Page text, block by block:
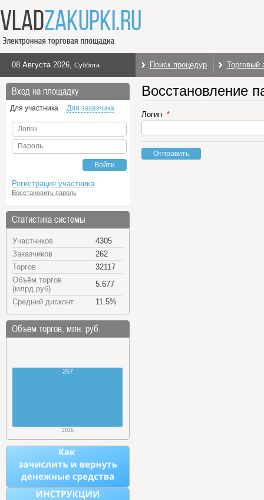
08 Августа 2026, Суббота Поиск процедур Торговый
Вход на площадку
Для участника Для заказчика
Логин
Пароль
Войти
Регистрация участника
Восстановить пароль
Статистика системы
Участников
4305
Заказчиков
262
Торгов
32117
Объём торгов
(млрд.руб)
5.677
Средний дисконт
11.5%
Объем торгов, млн. руб.
267
2026
Восстановление
Логин
Отправить